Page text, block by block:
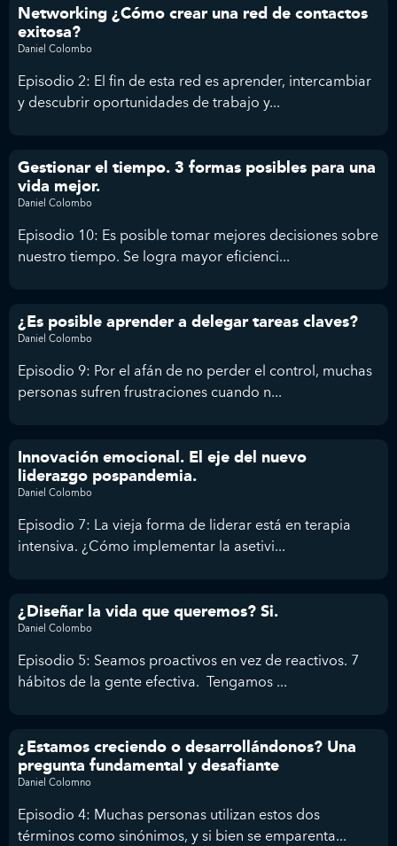
Networking ¿Cómo crear una red de contactos
exitosa?
Daniel Colombo
Episodio 2: El fin de esta red es aprender, intercambiar
y descubrir oportunidades de trabajo y...
Gestionar el tiempo. 3 formas posibles para una
vida mejor.
Daniel Colombo
Episodio 10: Es posible tomar mejores decisiones sobre
nuestro tiempo. Se logra mayor eficienci...
¿Es posible aprender a delegar tareas claves?
Daniel Colombo
Episodio 9: Por el afán de no perder el control, muchas
personas sufren frustraciones cuando n...
Innovación emocional. El eje del nuevo
liderazgo pospandemia.
Daniel Colombo
Episodio 7: La vieja forma de liderar está en terapia
intensiva. ¿Cómo implementar la asetivi...
¿Diseñar la vida que queremos? Si.
Daniel Colombo
Episodio 5: Seamos proactivos en vez de reactivos. 7
hábitos de la gente efectiva. Tengamos ...
¿Estamos creciendo o desarrollándonos? Una
pregunta fundamental y desafiante
Daniel Colomno
Episodio 4: Muchas personas utilizan estos dos
términos como sinónimos, y si bien se emparenta...